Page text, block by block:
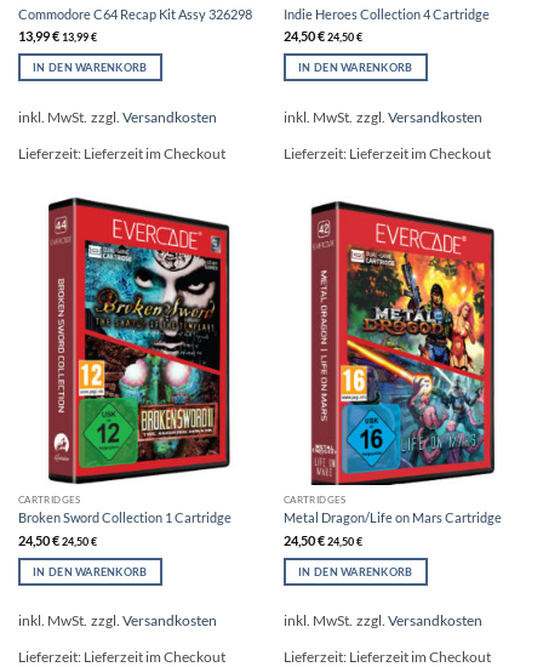
Commodore C64 Recap Kit Assy 326298
13,99€ 13,99€
IN DEN WARENKORB
inkl. MwSt. zzgl. Versandkosten
Lieferzeit: Lieferzeit im Checkout
Indie Heroes Collection 4 Cartridge
24,50€ 24,50€
IN DEN WARENKORB
inkl. MwSt. zzgl. Versandkosten
Lieferzeit: Lieferzeit im Checkout
CARTRIDGES
Broken Sword Collection 1 Cartridge
24,50€ 24,50€
IN DEN WARENKORB
inkl. MwSt. zzgl. Versandkosten
Lieferzeit: Lieferzeit im Checkout
CARTRIDGES
Metal Dragon/Life on Mars Cartridge
24,50€ 24,50€
IN DEN WARENKORB
inkl. MwSt. zzgl. Versandkosten
Lieferzeit: Lieferzeit im Checkout